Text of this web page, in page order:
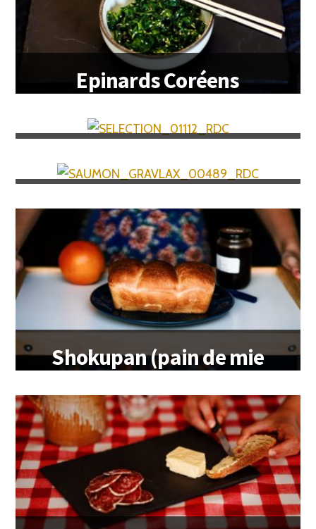
Epinards Coréens
Œufs marbrés au thé
Saumon gravlax
Shokupan (pain de mie